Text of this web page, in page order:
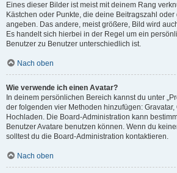
Eines dieser Bilder ist meist mit deinem Rang
Kästchen oder Punkte, die deine Beitragszahl
angeben. Das andere, meist größere, Bild wird
Es handelt sich hierbei in der Regel um ein
Benutzer zu Benutzer unterschiedlich ist.
Nach oben
Wie verwende ich einen Avatar?
In deinem persönlichen Bereich kannst du unter
der folgenden vier Methoden hinzufügen:
Hochladen. Die Board-Administration kann
Benutzer Avatare benutzen können. Wenn du
solltest du die Board-Administration kontaktieren.
Nach oben